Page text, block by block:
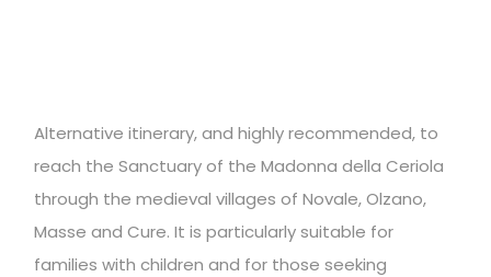
Alternative itinerary, and highly recommended, to
reach the Sanctuary of the Madonna della Ceriola
through the medieval villages of Novale, Olzano,
Masse and Cure. It is particularly suitable for
families with children and for those seeking